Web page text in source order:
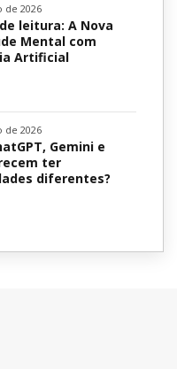
de 2026
leitura: A Nova
Mental com
Artificial
de 2026
Gemini e
ter
diferentes?